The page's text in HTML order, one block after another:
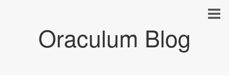
Oraculum Blog